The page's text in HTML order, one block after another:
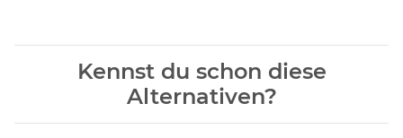
Kennst du schon diese
Alternativen?